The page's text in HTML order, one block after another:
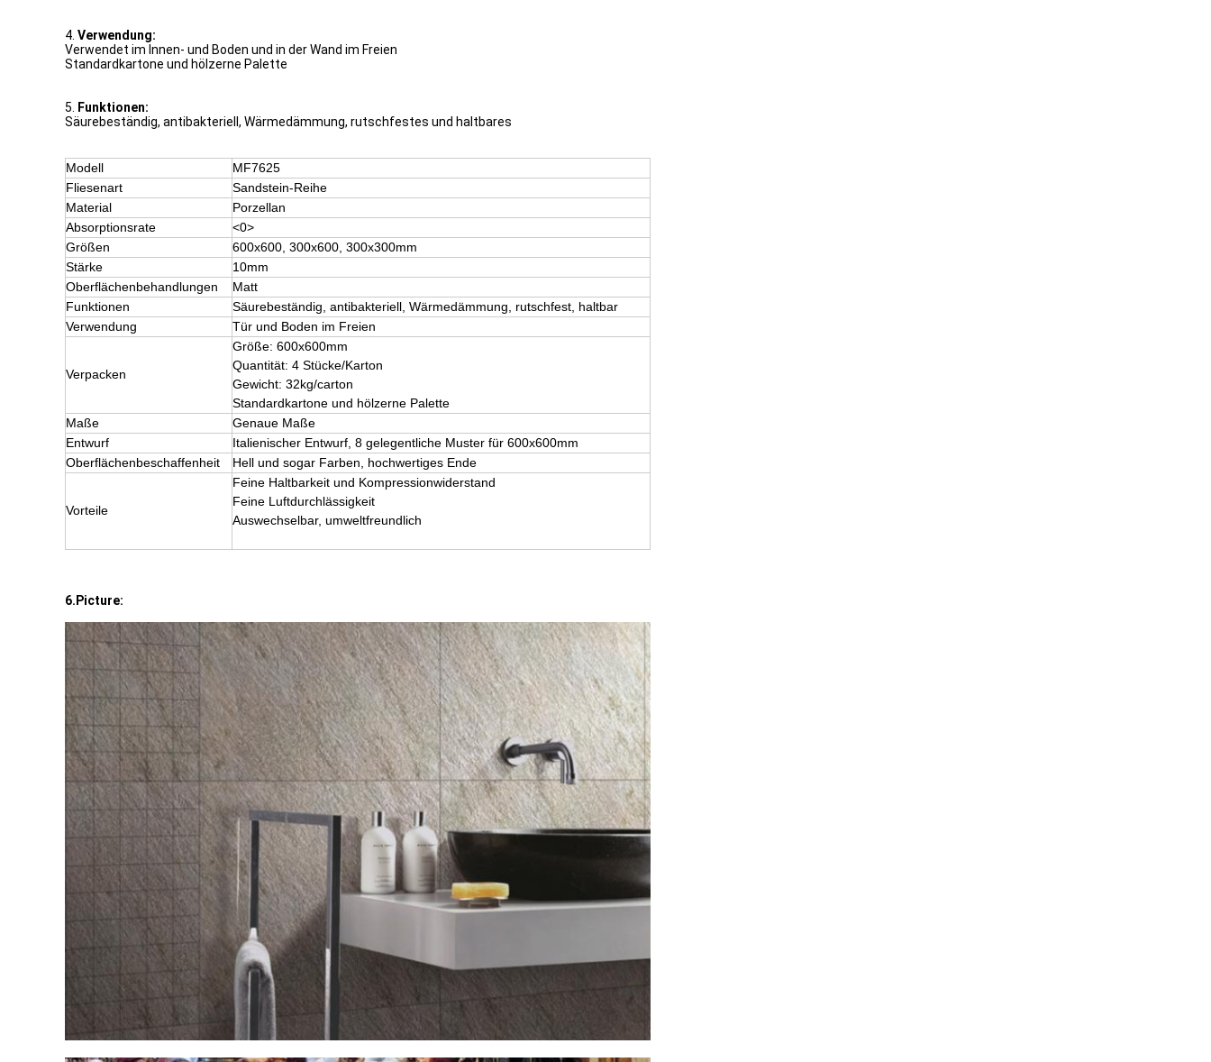
4. Verwendung:
Verwendet im Innen- und Boden und in der Wand im Freien
Standardkartone und hölzerne Palette
5.
Funktionen:
Säurebeständig, antibakteriell, Wärmedämmung, rutschfestes und haltbares
Modell
MF7625
Fliesenart
Sandstein-Reihe
Material
Porzellan
Absorptionsrate
<0>
Größen
600x600, 300x600, 300x300mm
Stärke
10mm
Oberflächenbehandlungen
Matt
Funktionen
Säurebeständig, antibakteriell, Wärmedämmung, rutschfest, haltbar
Verwendung
Tür und Boden im Freien
Verpacken
Größe: 600x600mm
Quantität: 4 Stücke/Karton
Gewicht: 32kg/carton
Standardkartone und hölzerne Palette
Maße
Genaue Maße
Entwurf
Italienischer Entwurf, 8 gelegentliche Muster für 600x600mm
Oberflächenbeschaffenheit
Hell und sogar Farben, hochwertiges Ende
Vorteile
Feine Haltbarkeit und Kompressionwiderstand
Feine Luftdurchlässigkeit
Auswechselbar, umweltfreundlich
6.Picture: